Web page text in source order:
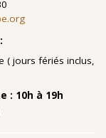
donation
peintes et de
exécutées
d'ateliers de
de Blida-
( jours fériés inclus,
: 10h à 19h